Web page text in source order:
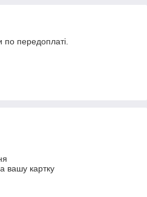
по передоплаті.
вашу картку